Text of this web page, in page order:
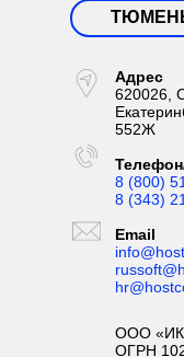
Адрес
620026,
552Ж
8 (800)
8 (343)
Email
ООО «ИК
ОГРН